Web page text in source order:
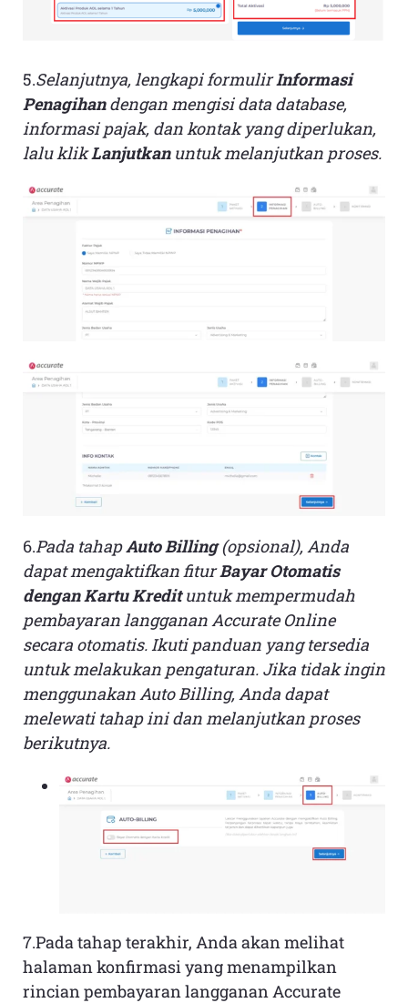
5.Selanjutnya, lengkapi formulirInformasi
Penagihandengan mengisi data database,
informasi pajak, dan kontak yang diperlukan,
lalu klikLanjutkanuntuk melanjutkan proses.
6.Pada tahapAuto Billing(opsional), Anda
dapat mengaktifkan fiturBayar Otomatis
dengan Kartu Kredituntuk mempermudah
pembayaran langganan Accurate Online
secara otomatis. Ikuti panduan yang tersedia
untuk melakukan pengaturan. Jika tidak ingin
menggunakan Auto Billing, Anda dapat
melewati tahap ini dan melanjutkan proses
berikutnya.
7.Pada tahap terakhir, Anda akan melihat
halaman konfirmasi yang menampilkan
rincian pembayaran langganan Accurate